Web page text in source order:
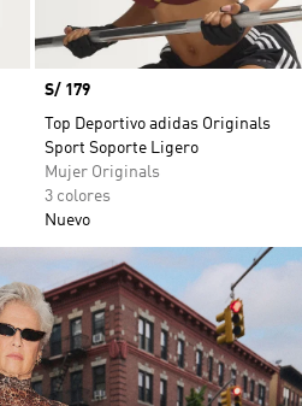
Precio
S/ 179
Top Deportivo adidas Originals
Sport Soporte Ligero
Mujer Originals
3 colores
Nuevo